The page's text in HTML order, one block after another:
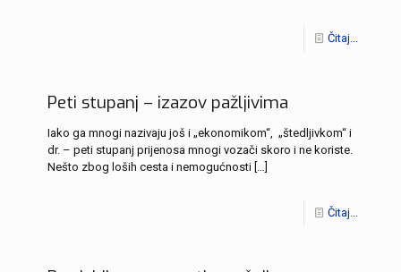
Čitaj...
Peti stupanj – izazov pažljivima
Iako ga mnogi nazivaju još i „ekonomikom“, „štedljivkom“ i
dr. – peti stupanj prijenosa mnogi vozači skoro i ne koriste.
Nešto zbog loših cesta i nemogućnosti […]
Čitaj...